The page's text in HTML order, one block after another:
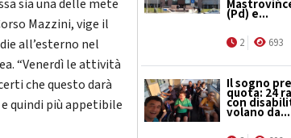
sia una delle mete
Mazzini, vige il
all’esterno nel
“Venerdì le attività
che questo darà
quindi più appetibile
(Pd) e...
2 693
Il sogno
quota: 24
con
volano da...